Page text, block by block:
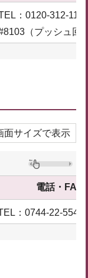
：0120-312-110
（プッシュ回
面サイズで表示
電話・FAX
：0744-22-5541